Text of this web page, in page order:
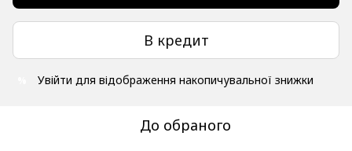
В кредит
Увійти для відображення накопичувальної знижки
До обраного